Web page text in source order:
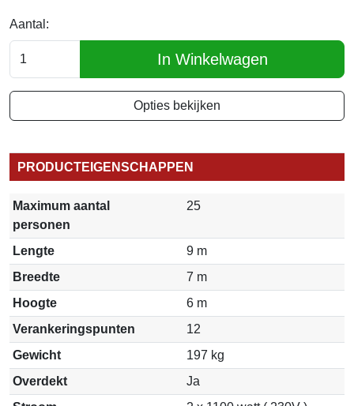
Aantal:
In Winkelwagen
Opties bekijken
PRODUCTEIGENSCHAPPEN
Maximum aantal
personen
25
Lengte
9 m
Breedte
7 m
Hoogte
6 m
Verankeringspunten
12
Gewicht
197 kg
Overdekt
Ja